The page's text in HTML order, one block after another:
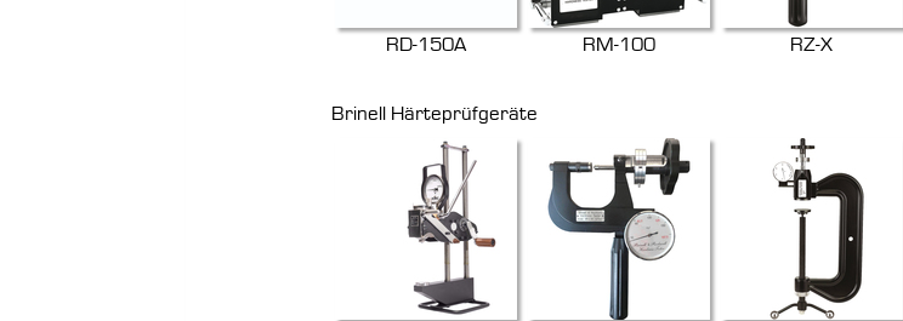
RD-150A RM-100 RZ-X
Brinell Härteprüfgeräte